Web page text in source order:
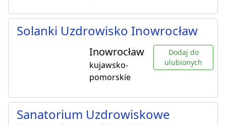
Solanki Uzdrowisko Inowrocław
Inowrocław
kujawsko-
pomorskie
Dodaj do
ulubionych
Sanatorium Uzdrowiskowe